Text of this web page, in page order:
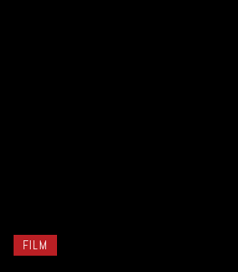
FILM